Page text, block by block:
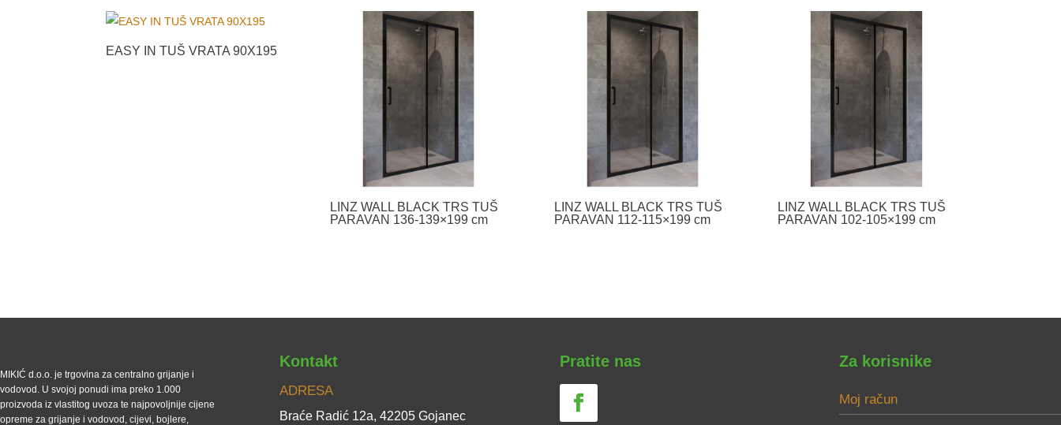
EASY IN TUŠ VRATA 90X195
LINZ WALL BLACK TRS TUŠ
PARAVAN 136-139×199 cm
LINZ WALL BLACK TRS TUŠ
PARAVAN 112-115×199 cm
LINZ WALL BLACK TRS TUŠ
PARAVAN 102-105×199 cm
MIKIĆ d.o.o. je trgovina za centralno grijanje i
vodovod. U svojoj ponudi ima preko 1.000
proizvoda iz vlastitog uvoza te najpovoljnije cijene
opreme za grijanje i vodovod, cijevi, bojlere,
Kontakt
ADRESA
Braće Radić 12a, 42205 Gojanec
Pratite nas Za korisnike
Moj račun